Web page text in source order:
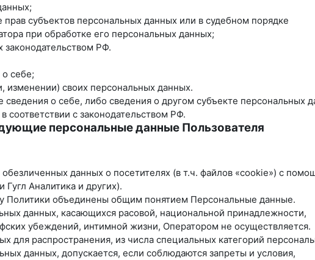
субъектов персональных данных или в судебном порядке
при обработке его персональных данных;
РФ.
себе;
изменении) своих персональных данных.
о себе, либо сведения о другом субъекте персональных
соответствии с законодательством РФ.
персональные данные Пользователя
данных о посетителях (в т.ч. файлов «cookie») с
Аналитика и других).
Политики объединены общим понятием Персональные данные.
данных, касающихся расовой, национальной принадлежности,
убеждений, интимной жизни, Оператором не осуществляется.
для распространения, из числа специальных категорий
данных, допускается, если соблюдаются запреты и условия,